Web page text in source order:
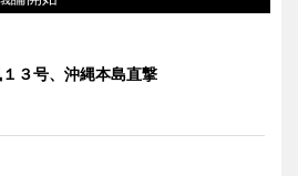
３号、沖縄本島直撃